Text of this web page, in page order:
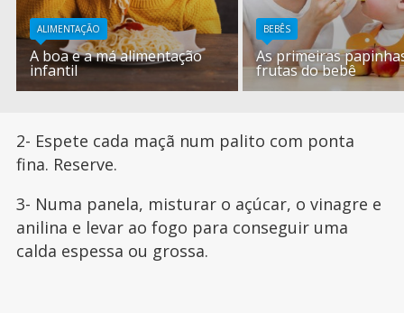
ALIMENTAÇÃO
A boa e a má alimentação
infantil
BEBÊS
As primeiras
frutas do bebê
2- Espete cada maçã num palito com ponta
fina. Reserve.
3- Numa panela, misturar o açúcar, o vinagre e
anilina e levar ao fogo para conseguir uma
calda espessa ou grossa.